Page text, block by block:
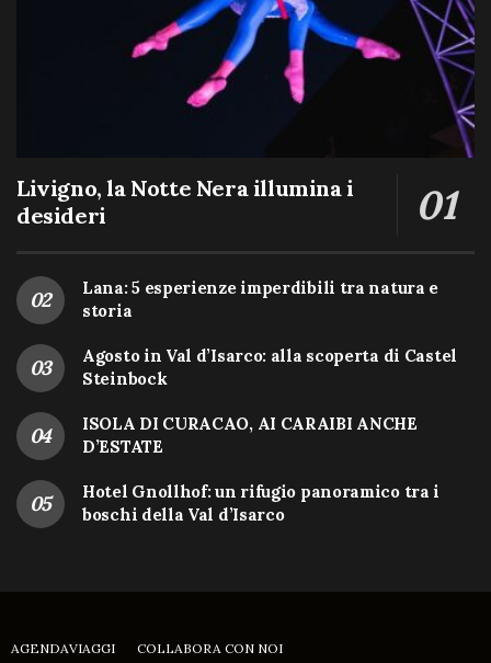
Livigno, la Notte Nera illumina i
desideri
Lana: 5 esperienze imperdibili tra natura e
storia
Agosto in Val d’Isarco: alla scoperta di Castel
Steinbock
ISOLA DI CURACAO, AI CARAIBI ANCHE
D’ESTATE
Hotel Gnollhof: un rifugio panoramico tra i
boschi della Val d’Isarco
AGENDAVIAGGI COLLABORA CON NOI